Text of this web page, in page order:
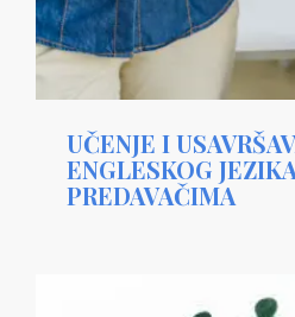
UČENJE I
ENGLESKOG
PREDAVAČIMA